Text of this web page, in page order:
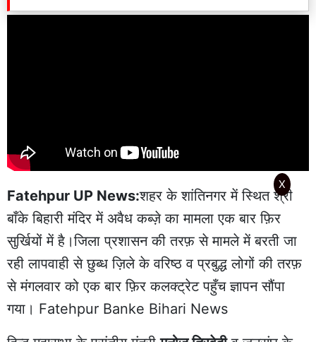
Fatehpur UP News:शहर के शांतिनगर में स्थित श्री
बाँके बिहारी मंदिर में अवैध कब्ज़े का मामला एक बार फ़िर
सुर्खियों में है।जिला प्रशासन की तरफ़ से मामले में बरती जा
रही लापवाही से छुब्ध ज़िले के वरिष्ठ व प्रबुद्ध लोगों की तरफ़
से मंगलवार को एक बार फ़िर कलक्ट्रेट पहुँच ज्ञापन सौंपा
गया। Fatehpur Banke Bihari News
X